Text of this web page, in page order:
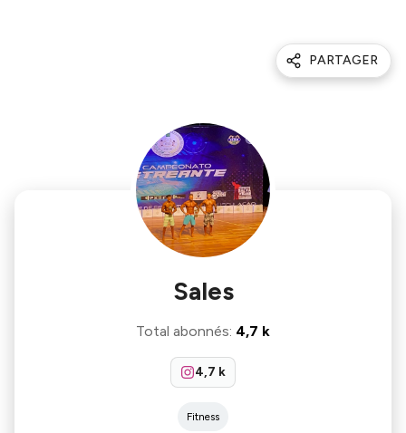
PARTAGER
Sales
Total abonnés: 4,7 k
4,7 k
Fitness